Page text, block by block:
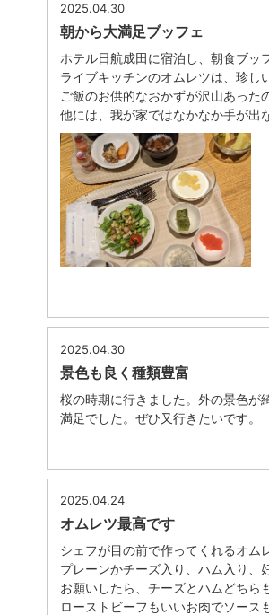
2025.04.30
朝から大満足ブッフェ
ホテル日航成田に宿泊し、朝食ブッ
ライブキッチンのオムレツは、珍し
ご飯のお供的なおかずが沢山あった
他には、我が家ではなかなか手が出
2025.04.30
景色も良く種類豊富
桜の時期に行きました。外の景色が
満足でした。ぜひ又行きたいです。
2025.04.24
オムレツ最高です
シェフが目の前で作ってくれるオム
プレーンかチーズ入り、ハム入り、
お願いしたら、チーズとハムどちら
ローストビーフもいいお肉でソース